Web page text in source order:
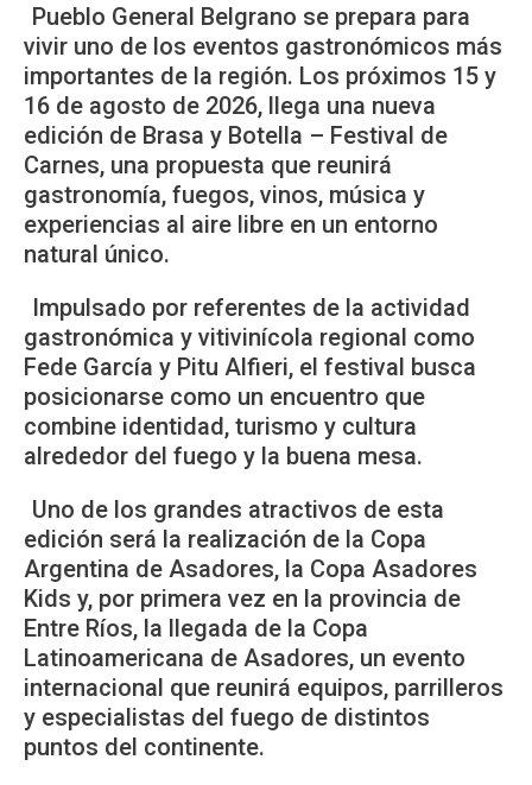
Pueblo General Belgrano se prepara para
vivir uno de los eventos gastronómicos más
importantes de la región. Los próximos 15 y
16 de agosto de 2026, llega una nueva
edición de Brasa y Botella – Festival de
Carnes, una propuesta que reunirá
gastronomía, fuegos, vinos, música y
experiencias al aire libre en un entorno
natural único.
Impulsado por referentes de la actividad
gastronómica y vitivinícola regional como
Fede García y Pitu Alfieri, el festival busca
posicionarse como un encuentro que
combine identidad, turismo y cultura
alrededor del fuego y la buena mesa.
Uno de los grandes atractivos de esta
edición será la realización de la Copa
Argentina de Asadores, la Copa Asadores
Kids y, por primera vez en la provincia de
Entre Ríos, la llegada de la Copa
Latinoamericana de Asadores, un evento
internacional que reunirá equipos, parrilleros
y especialistas del fuego de distintos
puntos del continente.